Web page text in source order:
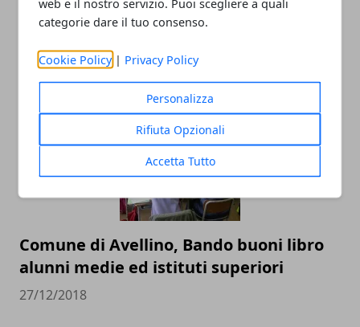
categorie dare il tuo consenso.
Cookie Policy | Privacy Policy
Personalizza
Rifiuta Opzionali
Accetta Tutto
Avellino si rinnova: tra i progetti della
01/01/2019
Comune di Avellino, Bando buoni libro
alunni medie ed istituti superiori
27/12/2018